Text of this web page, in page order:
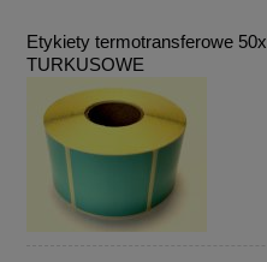
Etykiety termotransferowe
TURKUSOWE